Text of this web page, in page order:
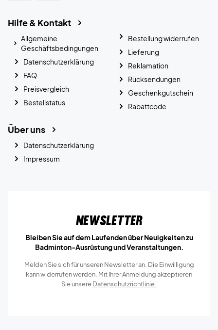
Hilfe & Kontakt
Allgemeine
Geschäftsbedingungen
Datenschutzerklärung
FAQ
Preisvergleich
Bestellstatus
Bestellung widerrufen
Lieferung
Reklamation
Rücksendungen
Geschenkgutschein
Rabattcode
Über uns
Datenschutzerklärung
Impressum
Newsletter
Bleiben Sie auf dem Laufenden über Neuigkeiten zu
Badminton-Ausrüstung und Veranstaltungen.
Melden Sie sich für unseren Newsletter an. Die Einwilligung
kann widerrufen werden. Mit Ihrer Anmeldung akzeptieren
Sie unsereDatenschutzrichtlinie.